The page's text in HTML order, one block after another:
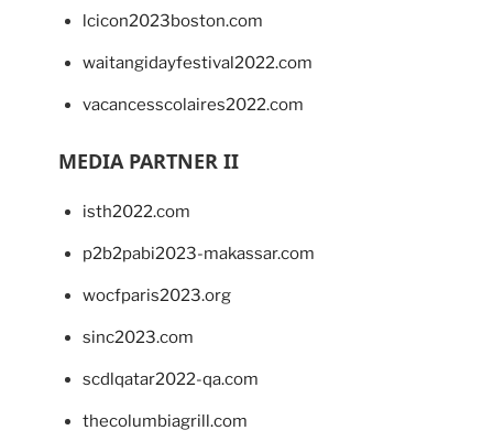
lcicon2023boston.com
waitangidayfestival2022.com
vacancesscolaires2022.com
MEDIA PARTNER II
isth2022.com
p2b2pabi2023-makassar.com
wocfparis2023.org
sinc2023.com
scdlqatar2022-qa.com
thecolumbiagrill.com